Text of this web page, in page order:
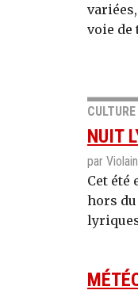
voie de
NUIT
par
Cet été
hors